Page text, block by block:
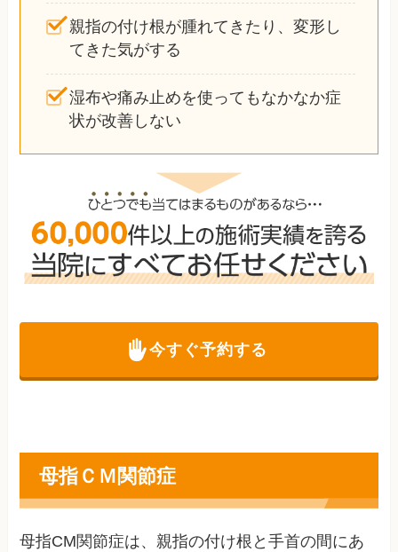
親指の付け根が腫れてきたり、変形し
てきた気がする
湿布や痛み止めを使ってもなかなか症
状が改善しない
今すぐ予約する
母指ＣＭ関節症
母指CM関節症は、親指の付け根と手首の間にあ